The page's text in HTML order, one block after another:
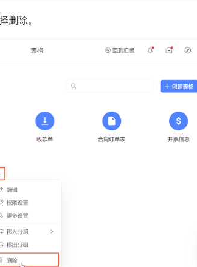
删除。